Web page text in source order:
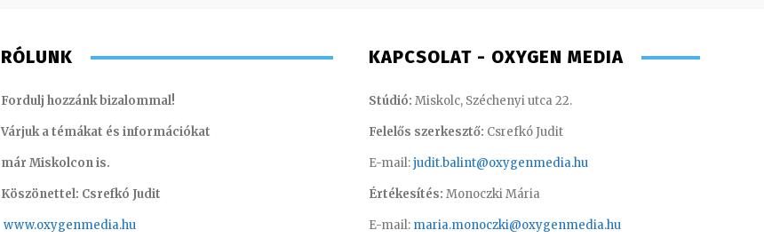
RÓLUNK
Fordulj hozzánk bizalommal!
Várjuk a témákat és információkat
már Miskolcon is.
Köszönettel: Csrefkó Judit
www.oxygenmedia.hu
KAPCSOLAT - OXYGEN MEDIA
Stúdió: Miskolc, Széchenyi utca 22.
Felelős szerkesztő: Csrefkó Judit
E-mail:judit.balint@oxygenmedia.hu
Értékesítés: Monoczki Mária
E-mail: maria.monoczki@oxygenmedia.hu